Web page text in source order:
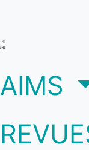
AIMS